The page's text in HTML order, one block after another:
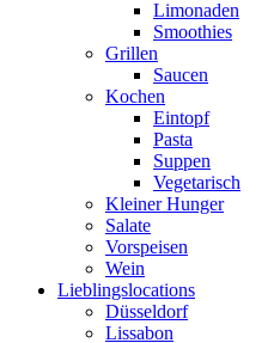
Limonaden
Smoothies
Grillen
Saucen
Kochen
Eintopf
Pasta
Suppen
Vegetarisch
Kleiner Hunger
Salate
Vorspeisen
Wein
Lieblingslocations
Düsseldorf
Lissabon